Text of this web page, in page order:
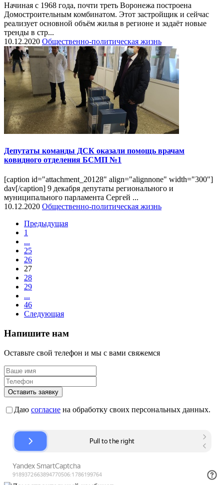
Начиная с 1968 года, почти треть Воронежа построена
Домостроительным комбинатом. Этот застройщик и сейчас
реализует основной объём жилья в регионе и задаёт новые
тренды в стр...
10.12.2020 Общественно-политическая жизнь
Депутаты команды ДСК оказали помощь врачам
ковидного отделения БСМП №1
[caption id="attachment_20128" align="alignnone" width="300"]
dav[/caption] 9 декабря депутаты регионального и
муниципального парламента Сергей ...
10.12.2020 Общественно-политическая жизнь
Предыдущая
1
...
25
26
27
28
29
...
46
Следующая
Напишите нам
Оставьте свой телефон и мы с вами свяжемся
Оставить заявку
Даю согласие на обработку своих персональных данных.